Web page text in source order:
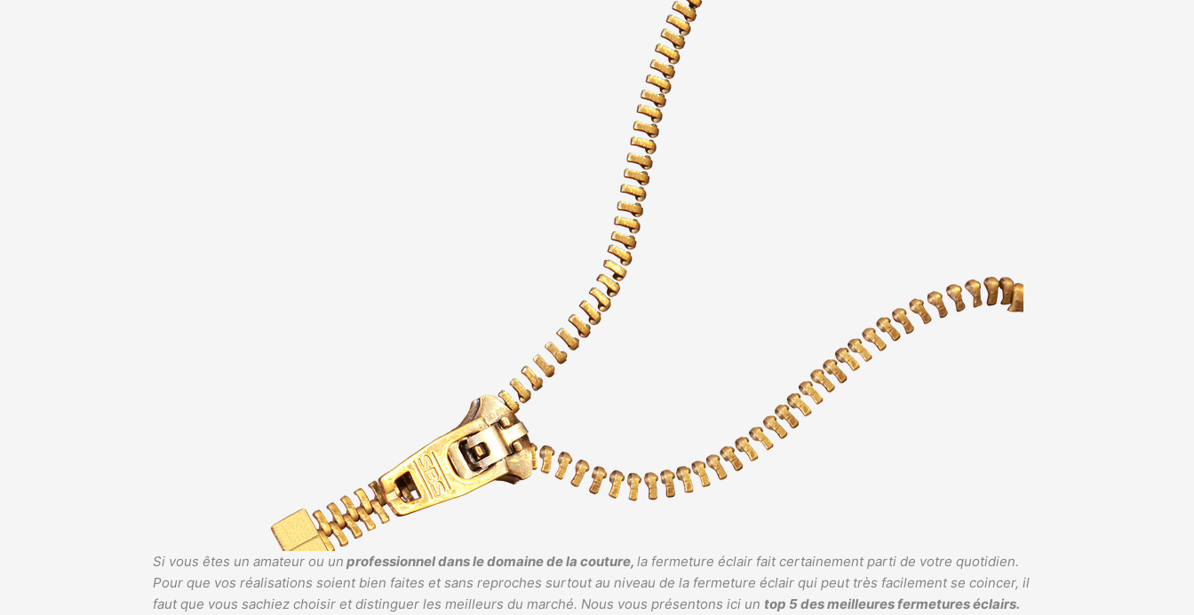
Si vous êtes un amateur ou un professionnel dans le domaine de la couture, la fermeture éclair fait certainement parti de votre quotidien.
Pour que vos réalisations soient bien faites et sans reproches surtout au niveau de la fermeture éclair qui peut très facilement se coincer, il
faut que vous sachiez choisir et distinguer les meilleurs du marché. Nous vous présentons ici un top 5 des meilleures fermetures éclairs.